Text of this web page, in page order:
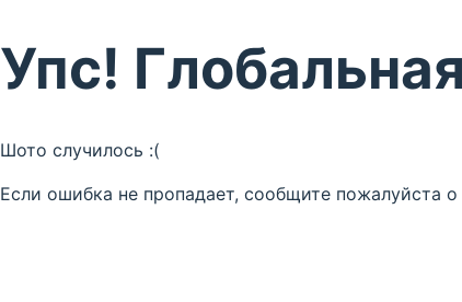
Упс!
Шото случилось :(
Если ошибка не пропадает, сообщите пожалуйста